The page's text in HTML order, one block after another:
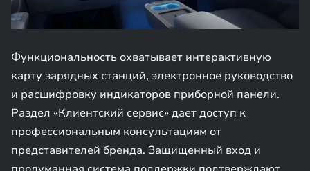
Функциональность охватывает интерактивную
карту зарядных станций, электронное руководство
и расшифровку индикаторов приборной панели.
Раздел «Клиентский сервис» дает доступ к
профессиональным консультациям от
представителей бренда. Защищенный вход и